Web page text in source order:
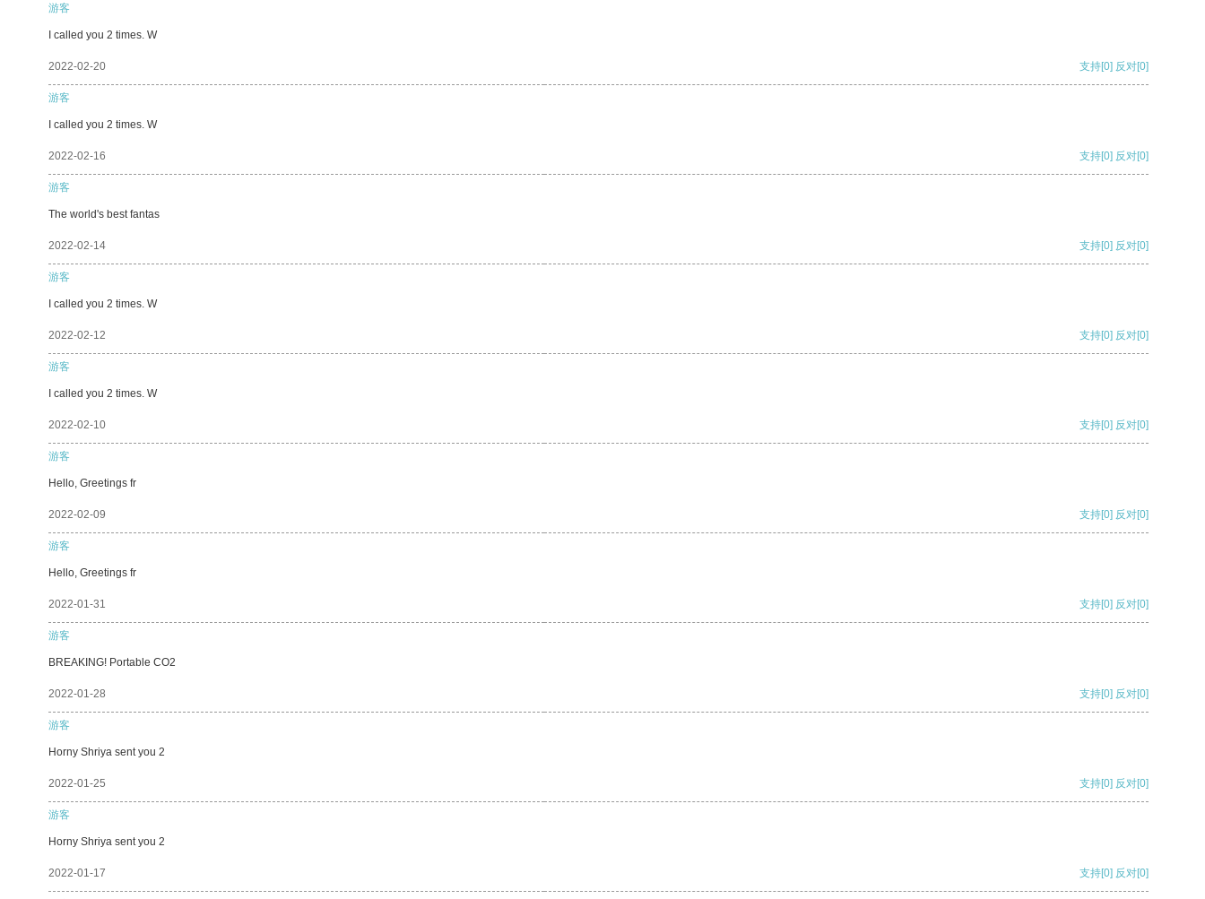
游客
I called you 2 times. W
2022-02-20 支持[0] 反对[0]
游客
I called you 2 times. W
2022-02-16 支持[0] 反对[0]
游客
The world's best fantas
2022-02-14 支持[0] 反对[0]
游客
I called you 2 times. W
2022-02-12 支持[0] 反对[0]
游客
I called you 2 times. W
2022-02-10 支持[0] 反对[0]
游客
Hello, Greetings fr
2022-02-09 支持[0] 反对[0]
游客
Hello, Greetings fr
2022-01-31 支持[0] 反对[0]
游客
BREAKING! Portable CO2
2022-01-28 支持[0] 反对[0]
游客
Horny Shriya sent you 2
2022-01-25 支持[0] 反对[0]
游客
Horny Shriya sent you 2
2022-01-17 支持[0] 反对[0]